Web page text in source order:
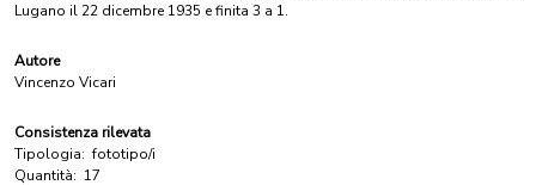
Lugano il 22 dicembre 1935 e finita 3 a 1.
Autore
Vincenzo Vicari
Consistenza rilevata
Tipologia: fototipo/i
Quantità: 17